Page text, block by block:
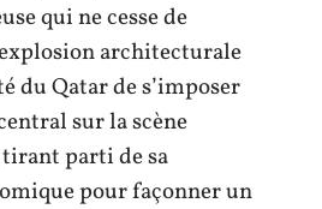
qui ne cesse de
architecturale
du Qatar de s’imposer
sur la scène
parti de sa
pour façonner un